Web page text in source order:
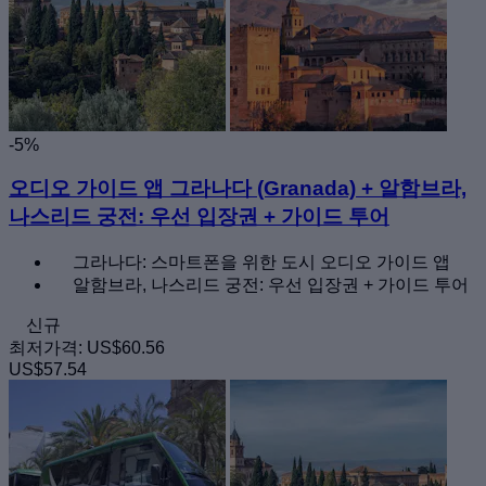
-5%
오디오 가이드 앱 그라나다 (Granada) + 알함브라,
나스리드 궁전: 우선 입장권 + 가이드 투어
그라나다: 스마트폰을 위한 도시 오디오 가이드 앱
알함브라, 나스리드 궁전: 우선 입장권 + 가이드 투어
신규
최저가격: US$60.56
US$57.54